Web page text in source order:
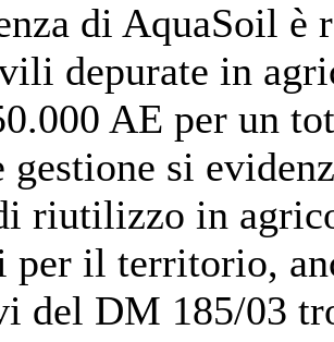
di AquaSoil
depurate in
AE per un
gestione si
riutilizzo in
per il territorio,
del DM 185/03